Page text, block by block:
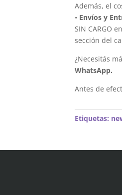
Además, el
• Envíos y
SIN CARGO
sección del
¿Necesitás
WhatsApp.
Antes de
Etiquetas: